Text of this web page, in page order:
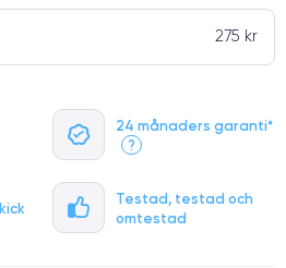
24 månaders garanti*
?
Testad, testad och
omtestad
275 kr